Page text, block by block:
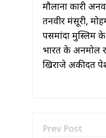
मौलाना कारी
तनवीर मंसूरी,
पसमांदा मुस्लिम के
भारत के अनमोल
खिराजे अकीदत
Prev Post